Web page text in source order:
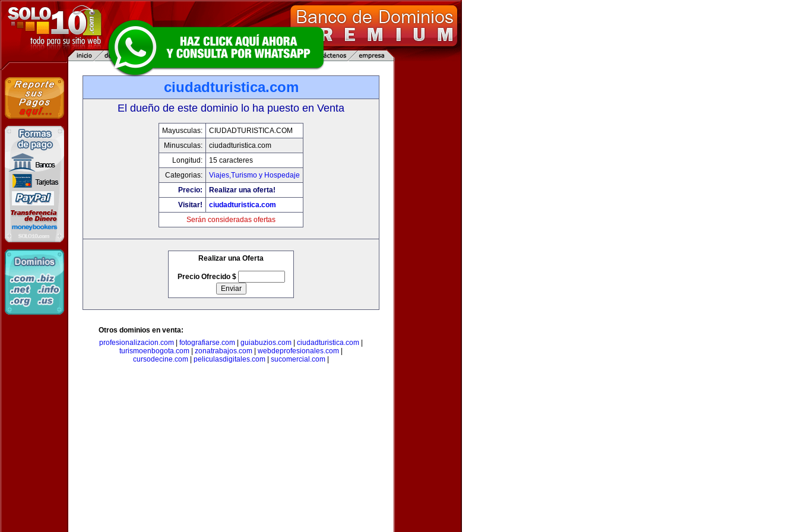
ciudadturistica.com
El dueño de este dominio lo ha puesto en Venta
Mayusculas:
CIUDADTURISTICA.COM
Minusculas:
ciudadturistica.com
Longitud:
15 caracteres
Categorias:
Viajes,Turismo y Hospedaje
Precio:
Realizar una oferta!
Visitar!
ciudadturistica.com
Serán consideradas ofertas
Realizar una Oferta
Precio Ofrecido $
Otros dominios en venta:
profesionalizacion.com
fotografiarse.com guiabuzios.com ciudadturistica.com
turismoenbogota.com
zonatrabajos.com webdeprofesionales.com
cursodecine.com
peliculasdigitales.com sucomercial.com